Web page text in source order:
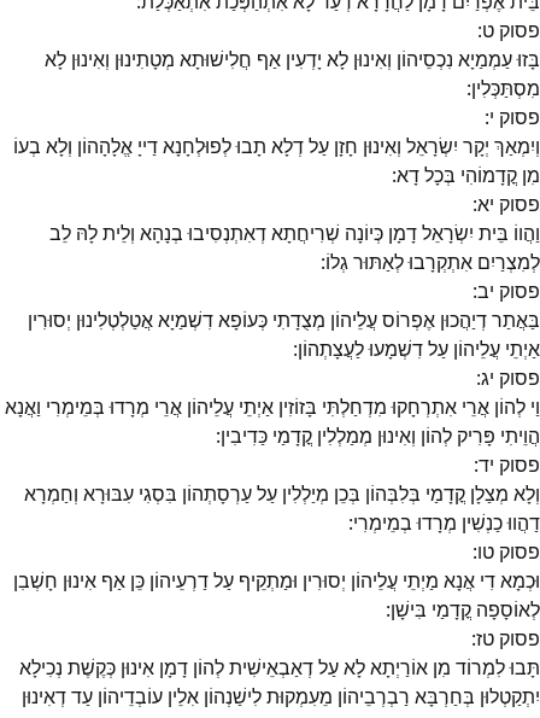
פסוק ט:
בָּזוּ עַמְמַיָא נִכְסֵיהוֹן וְאִינוּן לָא יָדְעִין אַף חֲלִישׁוּתָא מְטָתִינוּן וְאִינוּן לָא
מִסְתַּכְּלִין:
פסוק י:
וְיִמְאַךְ יְקָר יִשְׂרָאֵל וְאִינוּן חָזָן עַל דְלָא תָבוּ לְפוּלְחָנָא דַייָ אֱלָהָהוֹן וְלָא בְעוֹ
מִן קֳדָמוֹהִי בְּכָל דָא:
פסוק יא:
וַהֲווֹ בֵּית יִשְׂרָאֵל דָמָן כְּיוֹנָה שְׁרִיחֲתָא דְאִתְנְסִיבוּ בְנָהָא וְלֵית לָהּ לֵב
לְמִצְרַיִם אִתְקְרָבוּ לְאַתּוּר גְלוֹ:
פסוק יב:
בַּאֲתַר דְיַהֲכוּן אֶפְרוֹס עֲלֵיהוֹן מְצֻדָתִי כְּעוֹפָא דִשְׁמַיָא אֲטַלְטְלִינוּן יְסוּרִין
אַיְתֵי עֲלֵיהוֹן עַל דִשְׁמָעוּ לַעֲצָתְהוֹן:
פסוק יג:
וַי לְהוֹן אֲרֵי אִתְרְחָקוּ מִדְחַלְתִּי בָּזוֹזִין אַיְתֵי עֲלֵיהוֹן אֲרֵי מְרָדוּ בְּמֵימְרִי וַאֲנָא
הֲוֵיתִי פָּרִיק לְהוֹן וְאִינוּן מְמַלְלִין קֳדָמַי כַּדִיבִין:
פסוק יד:
וְלָא מְצַלָן קֳדָמַי בְּלִבְּהוֹן בְּכֵן מְיַלְלִין עַל עַרְסָתְהוֹן בִּסְגִי עִבּוּרָא וְחַמְרָא
דַהֲווּ כַנְשִׁין מְרָדוּ בְמֵימְרִי:
פסוק טו:
וּכְמָא דִי אֲנָא מַיְתֵי עֲלֵיהוֹן יְסוּרִין וּמַתְקֵיף עַל דַרְעֵיהוֹן כֵּן אַף אִינוּן חָשְׁבִן
לְאוֹסָפָה קֳדָמַי בִּישָׁן:
פסוק טז:
תָּבוּ לִמְרוֹד מִן אוֹרַיְתָא לָא עַל דְאַבְאֵישִׁית לְהוֹן דָמָן אִינוּן כְּקֶשֶׁת נְכִילָא
יִתְקַטְלוּן בְּחַרְבָּא רַבְרְבֵיהוֹן מֵעִמְקוּת לִישַׁנְהוֹן אִלֵין עוֹבְדֵיהוֹן עַד דְאִינוּן